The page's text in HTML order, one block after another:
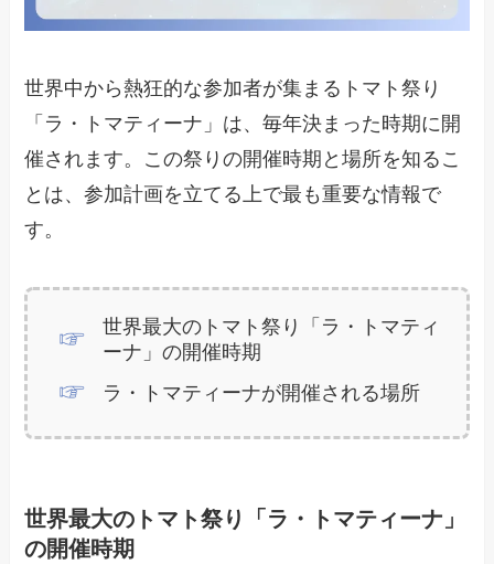
世界中から熱狂的な参加者が集まるトマト祭り
「ラ・トマティーナ」は、毎年決まった時期に開
催されます。この祭りの開催時期と場所を知るこ
とは、参加計画を立てる上で最も重要な情報で
す。
世界最大のトマト祭り「ラ・トマティ
ーナ」の開催時期
ラ・トマティーナが開催される場所
世界最大のトマト祭り「ラ・トマティーナ」
の開催時期